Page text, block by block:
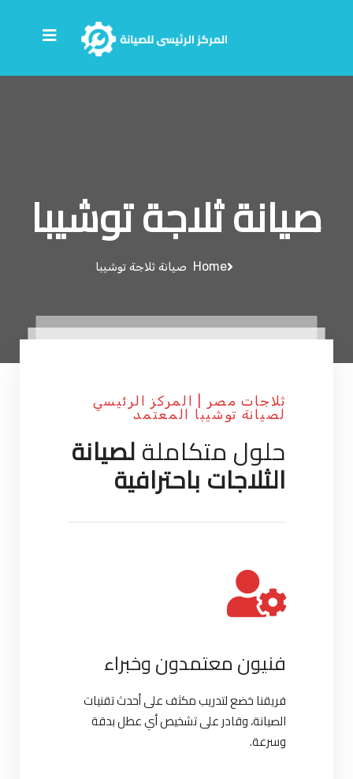
صيانة ثلاجة توشيبا
Home صيانة ثلاجة توشيبا
ثلاجات مصر | المركز الرئيسي
لصيانة توشيبا المعتمد
حلول متكاملةلصيانة
الثلاجات باحترافية
فنيون معتمدون وخبراء
فريقنا خضع لتدريب مكثف على أحدث تقنيات
الصيانة، وقادر على تشخيص أي عطل بدقة
وسرعة.